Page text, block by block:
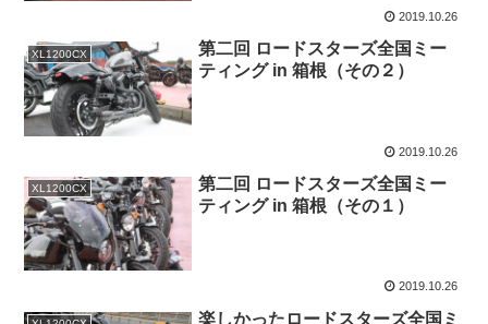
2019.10.26
XL1200CX
第二回 ロードスターズ全国ミー
ティング in 箱根（その２）
2019.10.26
XL1200CX
第二回 ロードスターズ全国ミー
ティング in 箱根（その１）
2019.10.26
楽しかったロードスターズ全国ミ